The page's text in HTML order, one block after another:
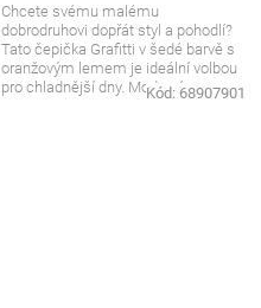
Chcete svému malému
dobrodruhovi dopřát styl a pohodlí?
Tato čepička Grafitti v šedé barvě s
oranžovým lemem je ideální volbou
pro chladnější dny. Moderní,
Kód: 68907901